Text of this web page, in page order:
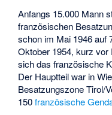
Anfangs 15.000 Mann
französischen
schon im Mai 1946 auf
Oktober 1954, kurz vor
sich das französische
Der Hauptteil war in
Besatzungszone Tirol/
150französische